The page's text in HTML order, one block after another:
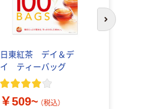
日東紅茶 デイ＆デ
イ ティーバッグ
￥509~ （税込）
次のスライド